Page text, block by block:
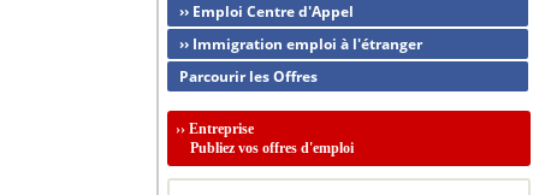
›› Emploi Centre d'Appel
›› Immigration emploi à l'étranger
Parcourir les Offres
›› Entreprise
Publiez vos offres d'emploi